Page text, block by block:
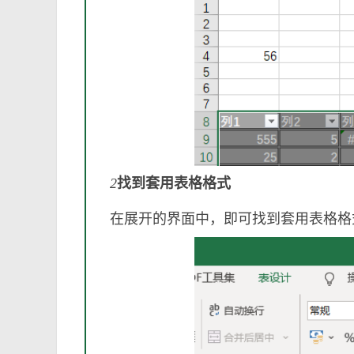
2找到套用表格格式
在展开的界面中，即可找到套用表格